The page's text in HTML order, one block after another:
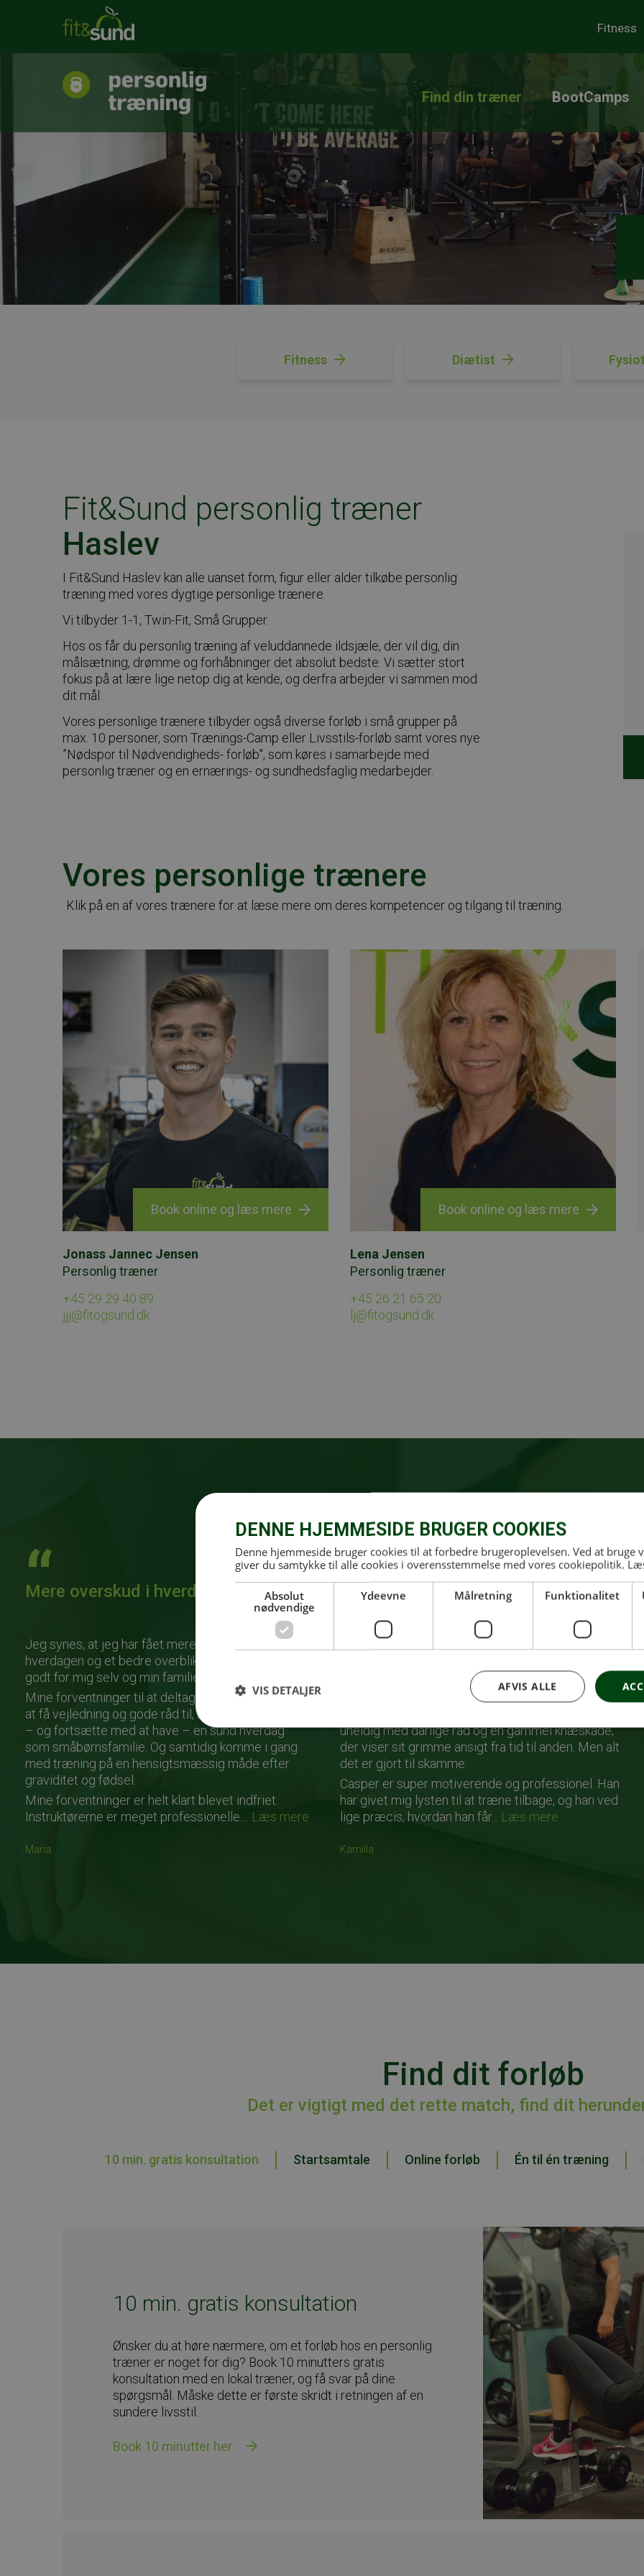
Fitness
Find din træner BootCamps
Fitness Diætist
Fit&Sund personlig træner
Haslev
I Fit&Sund Haslev kan alle uanset form, figur eller alder tilkøbe personlig
træning med vores dygtige personlige trænere.
Vi tilbyder 1-1, Twin-Fit, Små Grupper.
Hos os får du personlig træning af veluddannede ildsjæle, der vil dig, din
målsætning, drømme og forhåbninger det absolut bedste. Vi sætter stort
fokus på at lære lige netop dig at kende, og derfra arbejder vi sammen mod
dit mål.
Vores personlige trænere tilbyder også diverse forløb i små grupper på
max. 10 personer, som Trænings-Camp eller Livsstils-forløb samt vores nye
”Nødspor til Nødvendigheds- forløb", som køres i samarbejde med
personlig træner og en ernærings- og sundhedsfaglig medarbejder.
Vores personlige trænere
Klik på en af vores trænere for at læse mere om deres kompetencer og tilgang til træning.
Book online og læs mere
Jonass Jannec Jensen
Personlig træner
+45 29 29 40 89
jjj@fitogsund.dk
Book online og læs mere
Lena Jensen
Personlig træner
+45 26 21 65 20
lj@fitogsund.dk
Mere overskud i hverdagen
Jeg synes, at jeg har fået mere overskud i
hverdagen og et bedre overblik over, hvad der er
godt for mig selv og min familie.
Mine forventninger til at deltage på MamaCamp var
at få vejledning og gode råd til, hvordan man kan få
– og fortsætte med at have – en sund hverdag
som småbørnsfamilie. Og samtidig komme i gang
med træning på en hensigtsmæssig måde efter
graviditet og fødsel.
Mine forventninger er helt klart blevet indfriet.
Instruktørerne er meget professionelle.... Læs mere
Maria
Kamilla
hypermobilitet. Casper har tilrettelagt et program,
der passer til mig og mine små skavanker.
uheldig med dårlige råd og en gammel knæskade,
der viser sit grimme ansigt fra tid til anden. Men alt
det er gjort til skamme.
Casper er super motiverende og professionel. Han
har givet mig lysten til at træne tilbage, og han ved
lige præcis, hvordan han får... Læs mere
Kamilla
Find dit forløb
Det er vigtigt med det rette match, find dit
10 min. gratis konsultation Startsamtale Online forløb Én til én træning
10 min. gratis konsultation
Ønsker du at høre nærmere, om et forløb hos en personlig
træner er noget for dig? Book 10 minutters gratis
konsultation med en lokal træner, og få svar på dine
spørgsmål. Måske dette er første skridt i retningen af en
sundere livsstil.
Book 10 minutter her
dine
DENNE HJEMMESIDE BRUGER COOKIES
Denne hjemmeside bruger cookies til at forbedre brugeroplevelsen. Ved at bruge
giver du samtykke til alle cookies i overensstemmelse med vores cookiepolitik.
Absolut
nødvendige
Ydeevne Målretning Funktionalitet
AFVIS ALLE
VIS DETALJER